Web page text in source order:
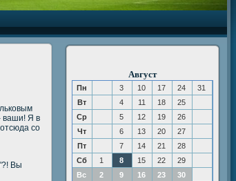
ваши! Я в
со
Вы
Август
Пн 3 10 17 24
31
Вт
4 11 18
25
Ср
5 12 19
26
Чт
6 13 20
27
Пт
7 14 21
28
Сб
1 8 15 22
29
Вс
2 9 16 23 30